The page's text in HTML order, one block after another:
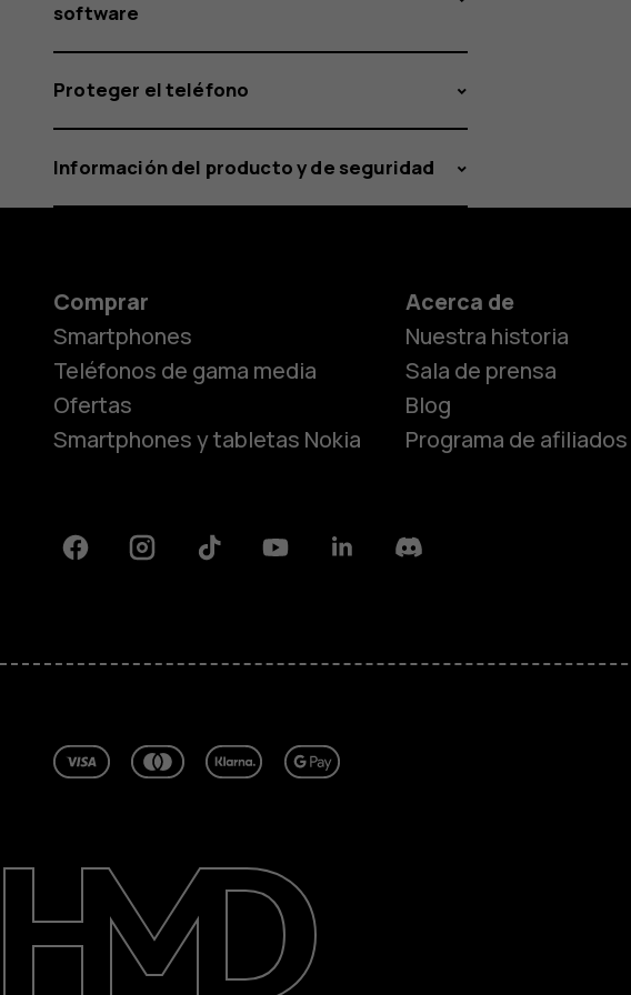
Blog
Soporte
Latin America
software
Proteger el teléfono
Información del producto y de seguridad
Comprar
Smartphones
Teléfonos de gama media
Ofertas
Smartphones y tabletas Nokia
Acerca de
Nuestra historia
Sala de prensa
Blog
Programa de afiliados
FacebookInstagramTiktok YoutubeLinkedinDiscord